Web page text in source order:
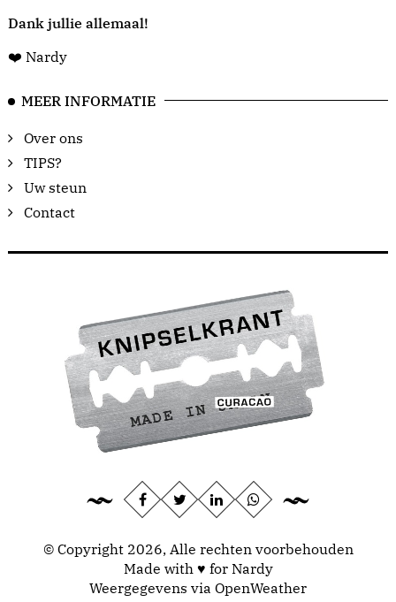
Dank jullie allemaal!
❤️ Nardy
MEER INFORMATIE
Over ons
TIPS?
Uw steun
Contact
© Copyright 2026, Alle rechten voorbehouden
Made with ♥ for Nardy
Weergegevens via OpenWeather